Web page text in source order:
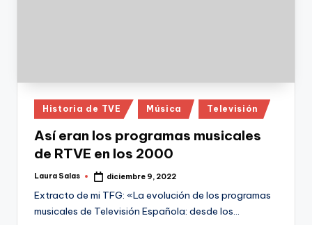
Publicado
en
Historia de TVE Música Televisión
Así eran los programas musicales
de RTVE en los 2000
Publicado
Laura Salas diciembre 9, 2022
Extracto de mi TFG: «La evolución de los programas
musicales de Televisión Española: desde los…